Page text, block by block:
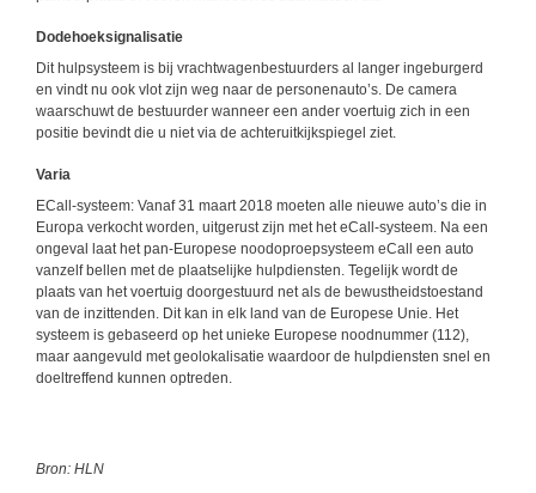
Dodehoeksignalisatie
Dit hulpsysteem is bij vrachtwagenbestuurders al langer ingeburgerd
en vindt nu ook vlot zijn weg naar de personenauto’s. De camera
waarschuwt de bestuurder wanneer een ander voertuig zich in een
positie bevindt die u niet via de achteruitkijkspiegel ziet.
Varia
ECall-systeem: Vanaf 31 maart 2018 moeten alle nieuwe auto’s die in
Europa verkocht worden, uitgerust zijn met het eCall-systeem. Na een
ongeval laat het pan-Europese noodoproepsysteem eCall een auto
vanzelf bellen met de plaatselijke hulpdiensten. Tegelijk wordt de
plaats van het voertuig doorgestuurd net als de bewustheidstoestand
van de inzittenden. Dit kan in elk land van de Europese Unie. Het
systeem is gebaseerd op het unieke Europese noodnummer (112),
maar aangevuld met geolokalisatie waardoor de hulpdiensten snel en
doeltreffend kunnen optreden.
Bron: HLN